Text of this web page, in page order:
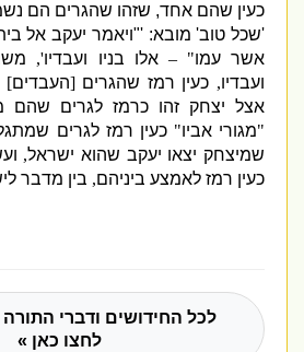
כעין שהם אחד,שזהו שהגרים הם
שכל טוב'מובא: '" ויאמר יעקב אל ביתו
אשר עמו" –אלו בניו ועבדיו',
ועבדיו,כעין רמז שהגרים[העבדים]
אצל יצחק זהו כרמז לגרים שהם
מגורי אביו"כעין רמז לגרים
שמיצחק יצאו יעקב שהוא ישראל,
כעין רמז לאמצע ביניהם,בין מדבר
לכל החידושים ודברי התורה ל
לחצו כאן »